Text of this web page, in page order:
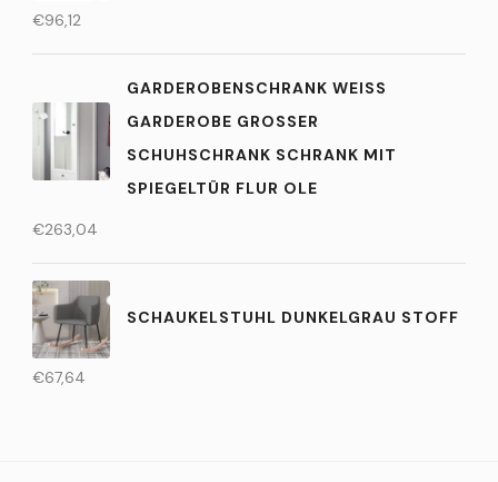
€96,12
GARDEROBENSCHRANK WEISS G
ARDEROBE GROSSER SC
HUHSCHRANK SCHRANK MIT SP
IEGELTÜR FLUR OLE
€263,04
SCHAUKELSTUHL DUNKELGRAU STOFF
€67,64